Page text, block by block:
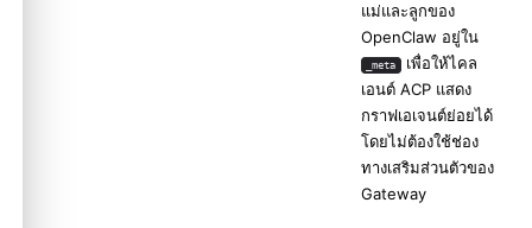
แม่และลูกของ
OpenClaw อยู่ใน
_meta เพื่อให้ไคล
เอนต์ ACP แสดง
กราฟเอเจนต์ย่อยได้
โดยไม่ต้องใช้ช่อง
ทางเสริมส่วนตัวของ
Gateway